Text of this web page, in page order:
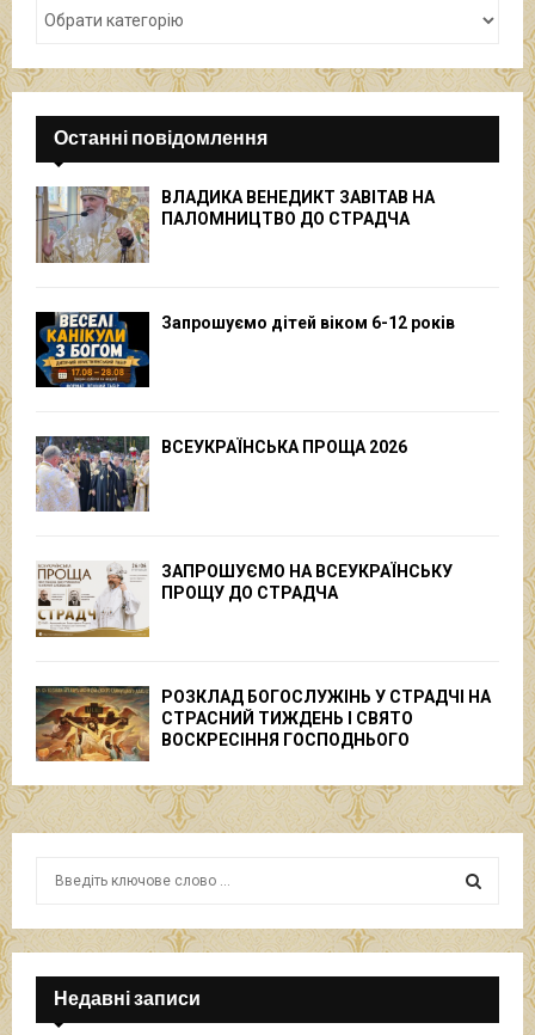
Останні повідомлення
ВЛАДИКА ВЕНЕДИКТ ЗАВІТАВ НА
ПАЛОМНИЦТВО ДО СТРАДЧА
Запрошуємо дітей віком 6-12 років
ВСЕУКРАЇНСЬКА ПРОЩА 2026
ЗАПРОШУЄМО НА ВСЕУКРАЇНСЬКУ
ПРОЩУ ДО СТРАДЧА
РОЗКЛАД БОГОСЛУЖІНЬ У СТРАДЧІ НА
СТРАСНИЙ ТИЖДЕНЬ І СВЯТО
ВОСКРЕСІННЯ ГОСПОДНЬОГО
r
f
S
E
A
Недавні записи